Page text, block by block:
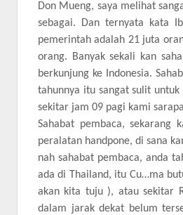
Don Mueng, saya melihat
sebagai. Dan ternyata kata
pemerintah adalah 21 juta
orang. Banyak sekali kan
berkunjung ke Indonesia.
tahunnya itu sangat sulit
sekitar jam 09 pagi kami
Sahabat pembaca,
peralatan handpone, di sana
nah sahabat pembaca, anda
ada di Thailand, itu Cu…ma
akan kita tuju ), atau sekitar
dalam jarak dekat belum